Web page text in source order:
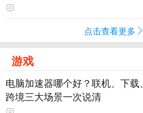
点击查看更多
游戏
电脑加速器哪个好？联机、下载、
跨境三大场景一次说清